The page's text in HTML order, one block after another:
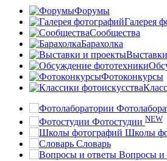
Форумы
Галерея
Сообщества
Барахолка
Фотоконкурсы
Фотостудии NEW
Школы
Словарь
Вопросы и